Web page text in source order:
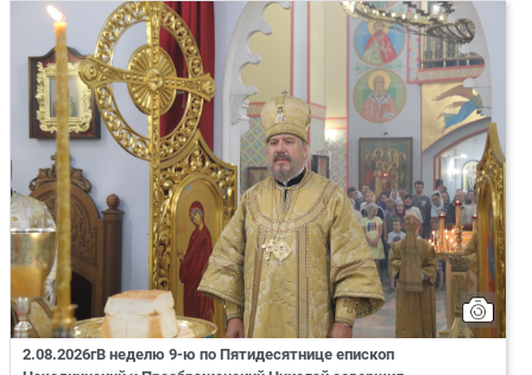
2.08.2026гВ неделю 9-ю по Пятидесятнице епископ